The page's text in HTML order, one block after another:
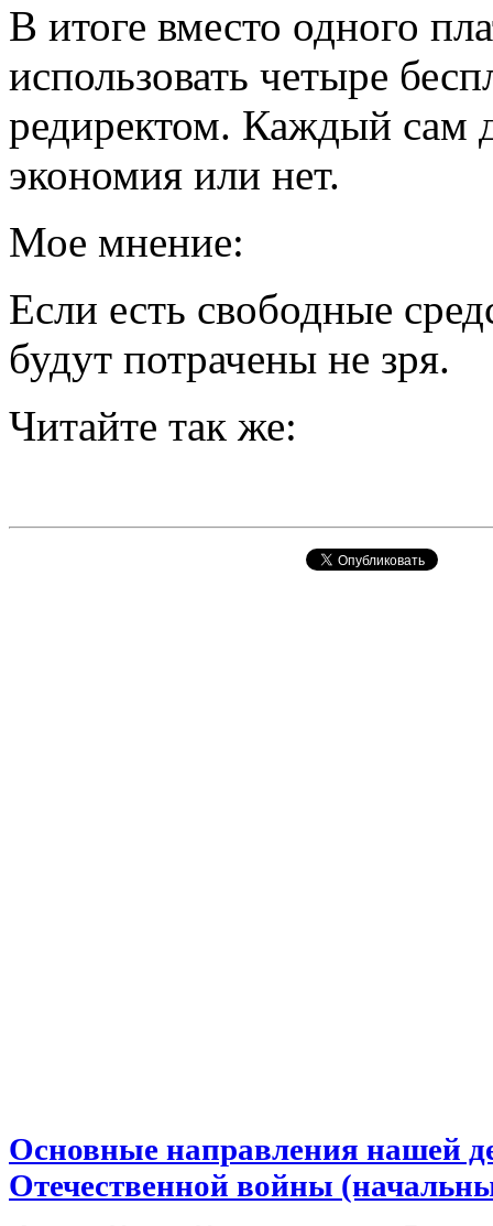
В итоге вместо одного
использовать четыре
редиректом. Каждый сам
экономия или нет.
Мое мнение:
Если есть свободные
будут потрачены не зря.
Читайте так же:
Основные направления нашей
Отечественной войны